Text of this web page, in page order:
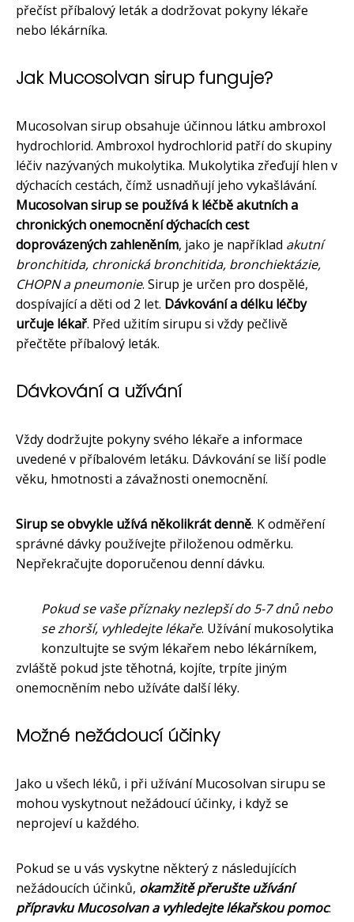
přečíst příbalový leták a dodržovat pokyny lékaře
nebo lékárníka.
Jak Mucosolvan sirup funguje?
Mucosolvan sirup obsahuje účinnou látku ambroxol
hydrochlorid. Ambroxol hydrochlorid patří do skupiny
léčiv nazývaných mukolytika. Mukolytika zřeďují hlen v
dýchacích cestách, čímž usnadňují jeho vykašlávání.
Mucosolvan sirup se používá k léčbě akutních a
chronických onemocnění dýchacích cest
doprovázených zahleněním, jako je například akutní
bronchitida, chronická bronchitida, bronchiektázie,
CHOPN a pneumonie. Sirup je určen pro dospělé,
dospívající a děti od 2 let. Dávkování a délku léčby
určuje lékař. Před užitím sirupu si vždy pečlivě
přečtěte příbalový leták.
Dávkování a užívání
Vždy dodržujte pokyny svého lékaře a informace
uvedené v příbalovém letáku. Dávkování se liší podle
věku, hmotnosti a závažnosti onemocnění.
Sirup se obvykle užívá několikrát denně. K odměření
správné dávky používejte přiloženou odměrku.
Nepřekračujte doporučenou denní dávku.
Pokud se vaše příznaky nezlepší do 5-7 dnů nebo
se zhorší, vyhledejte lékaře. Užívání mukosolytika
konzultujte se svým lékařem nebo lékárníkem,
zvláště pokud jste těhotná, kojíte, trpíte jiným
onemocněním nebo užíváte další léky.
Možné nežádoucí účinky
Jako u všech léků, i při užívání Mucosolvan sirupu se
mohou vyskytnout nežádoucí účinky, i když se
neprojeví u každého.
Pokud se u vás vyskytne některý z následujících
nežádoucích účinků, okamžitě přerušte užívání
přípravku Mucosolvan a vyhledejte lékařskou pomoc: